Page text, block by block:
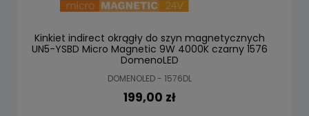
Kinkiet indirect okrągły do szyn magnetycznych
UN5-YSBD Micro Magnetic 9W 4000K czarny 1576
DomenoLED
DOMENOLED - 1576DL
199,00 zł